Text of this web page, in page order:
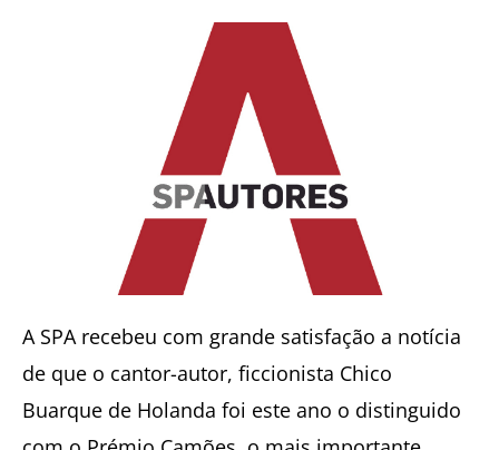
A SPA recebeu com grande satisfação a notícia
de que o cantor-autor, ficcionista Chico
Buarque de Holanda foi este ano o distinguido